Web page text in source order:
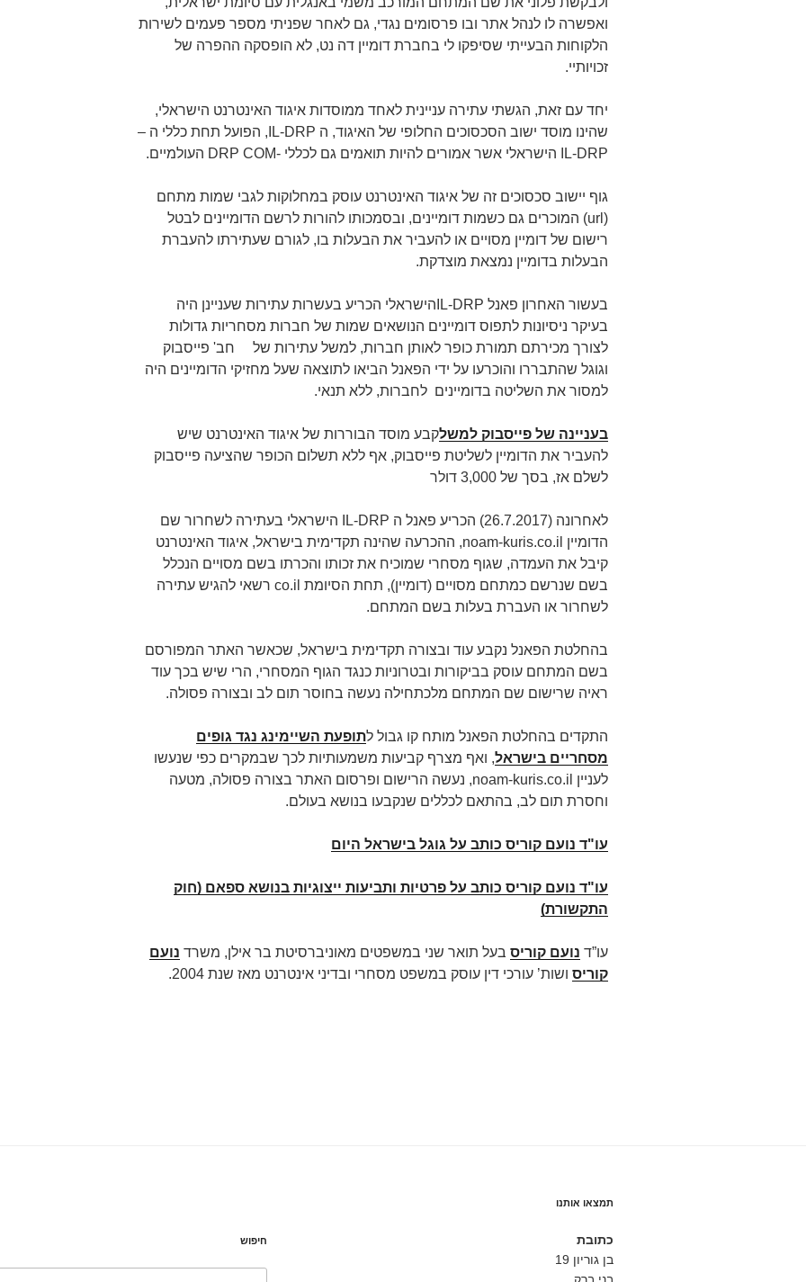
ואפשרה לו לנהל אתר ובו פרסומים נגדי, גם לאחר שפניתי מספר פעמים לשירות
הלקוחות הבעייתי שסיפקו לי בחברת דומיין דה נט, לא הופסקה ההפרה של
זכויותיי.
יחד עם זאת, הגשתי עתירה עניינית לאחד ממוסדות איגוד האינטרנט הישראלי,
שהינו מוסד ישוב הסכסוכים החלופי של האיגוד, ה IL-DRP, הפועל תחת כללי ה –
IL-DRP הישראלי אשר אמורים להיות תואמים גם לכללי -DRP COM העולמיים.
גוף יישוב סכסוכים זה של איגוד האינטרנט עוסק במחלוקות לגבי שמות מתחם
(url) המוכרים גם כשמות דומיינים, ובסמכותו להורות לרשם הדומיינים לבטל
רישום של דומיין מסויים או להעביר את הבעלות בו, לגורם שעתירתו להעברת
הבעלות בדומיין נמצאת מוצדקת.
בעשור האחרון פאנל IL-DRPהישראלי הכריע בעשרות עתירות שעניינן היה
בעיקר ניסיונות לתפוס דומיינים הנושאים שמות של חברות מסחריות גדולות
לצורך מכירתם תמורת כופר לאותן חברות, למשל עתירות של חב' פייסבוק
וגוגל שהתבררו והוכרעו על ידי הפאנל הביאו לתוצאה שעל מחזיקי הדומיינים היה
למסור את השליטה בדומיינים לחברות, ללא תנאי.
בעניינה של פייסבוק למשלקבע מוסד הבוררות של איגוד האינטרנט שיש
להעביר את הדומיין לשליטת פייסבוק, אף ללא תשלום הכופר שהציעה פייסבוק
לשלם אז, בסך של 3,000 דולר
לאחרונה (26.7.2017) הכריע פאנל ה IL-DRP הישראלי בעתירה לשחרור שם
הדומיין noam-kuris.co.il, ההכרעה שהינה תקדימית בישראל, איגוד האינטרנט
קיבל את העמדה, שגוף מסחרי שמוכיח את זכותו והכרתו בשם מסויים הנכלל
בשם שנרשם כמתחם מסויים (דומיין), תחת הסיומת co.il רשאי להגיש עתירה
לשחרור או העברת בעלות בשם המתחם.
בהחלטת הפאנל נקבע עוד ובצורה תקדימית בישראל, שכאשר האתר המפורסם
בשם המתחם עוסק בביקורות ובטרוניות כנגד הגוף המסחרי, הרי שיש בכך עוד
ראיה שרישום שם המתחם מלכתחילה נעשה בחוסר תום לב ובצורה פסולה.
התקדים בהחלטת הפאנל מותח קו גבול לתופעת השיימינג נגד גופים
מסחריים בישראל, ואף מצרף קביעות משמעותיות לכך שבמקרים כפי שנעשו
לעניין noam-kuris.co.il, נעשה הרישום ופרסום האתר בצורה פסולה, מטעה
וחסרת תום לב, בהתאם לכללים שנקבעו בנושא בעולם.
עו"ד נועם קוריס כותב על גוגל בישראל היום
עו"ד נועם קוריס כותב על פרטיות ותביעות ייצוגיות בנושא ספאם (חוק
התקשורת)
עו”ד נועם קוריס בעל תואר שני במשפטים מאוניברסיטת בר אילן, משרד נועם
קוריס ושות’ עורכי דין עוסק במשפט מסחרי ובדיני אינטרנט מאז שנת 2004.
תמצאו אותנו
כתובת
בן גוריון 19
בני ברק
חיפוש